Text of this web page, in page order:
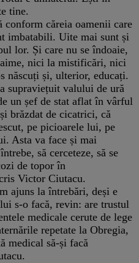
tine.
conform căreia oamenii care
imbatabili. Uite mai sunt și
lor. Și care nu se îndoaie,
nici la mistificări, nici
născuți și, ulterior, educați.
supraviețuit valului de ură
un șef de stat aflat în vârful
brăzdat de cicatrici, că
pe picioarele lui, pe
Asta va face și mai
să cerceteze, să se
de topor în
Victor Ciutacu.
ajuns la întrebări, deși e
s-o facă, revin: are trustul
medicale cerute de lege
repetate la Obregia,
medical să-și facă